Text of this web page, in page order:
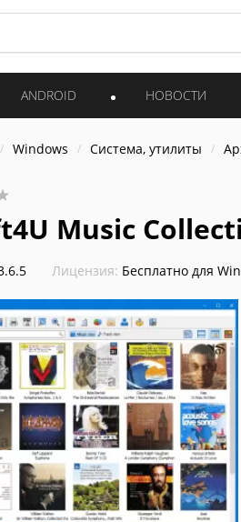
ANDROID НОВОСТИ
Windows Система, утилиты
Music
Лицензия: Бесплатно для